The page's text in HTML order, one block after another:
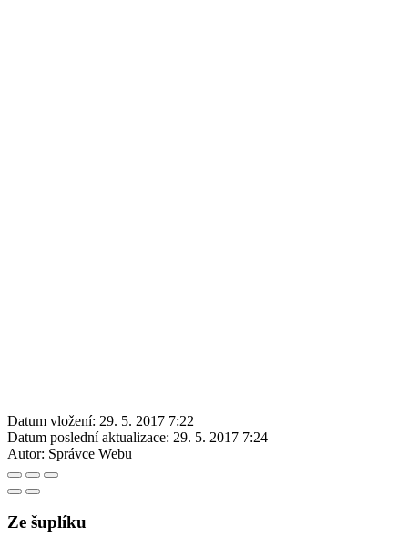
Datum vložení: 29. 5. 2017 7:22
Datum poslední aktualizace: 29. 5. 2017 7:24
Autor: Správce Webu
Ze šuplíku